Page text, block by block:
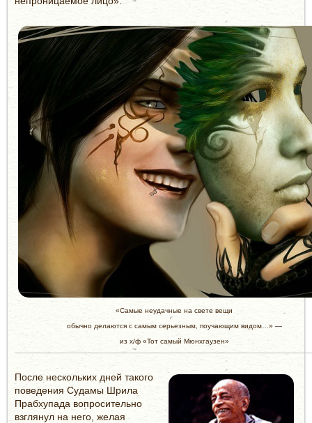
«Самые неудачные на свете вещи
обычно делаются с самым серьезным, поучающим видом…» —
из х/ф «Тот cамый Мюнхгаузен»
После нескольких дней такого
поведения Судамы Шрила
Прабхупада вопросительно
взглянул на него, желая